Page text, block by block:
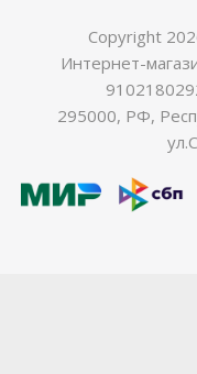
Copyright
Интернет-
295000, РФ,